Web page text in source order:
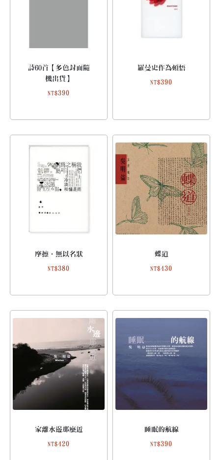
詩60首【多色封面隨
機出貨】
NT$390
羅曼史作為頓悟
NT$390
摩擦．無以名狀
NT$380
蝶道
NT$430
家離水邊那麼近
NT$420
睡眠的航線
NT$390